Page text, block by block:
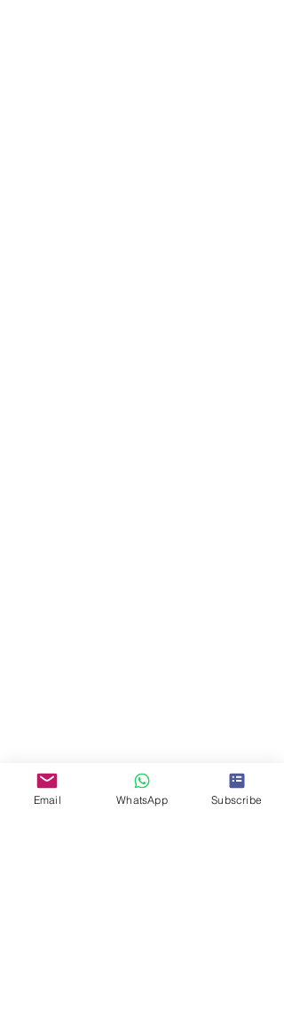
Email WhatsApp Subscribe